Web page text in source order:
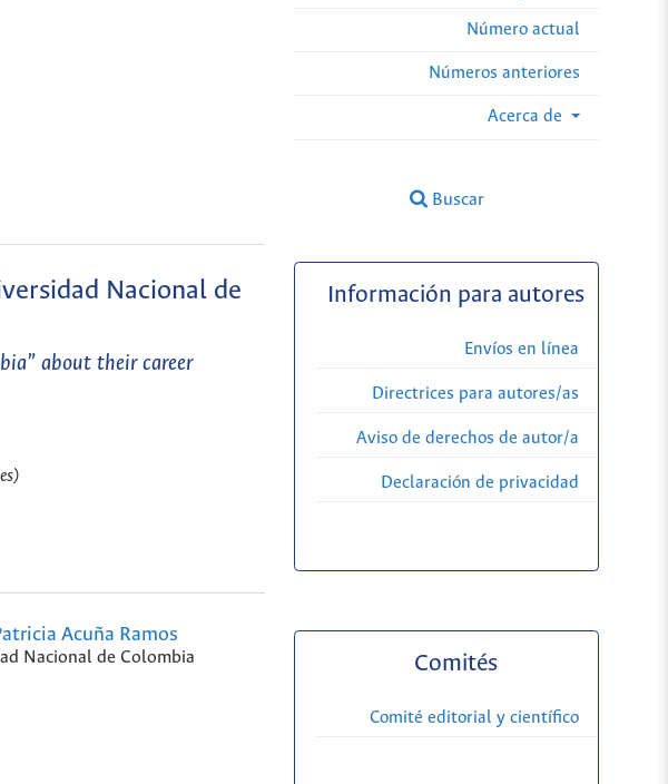
Número actual
Números anteriores
Acerca de
Buscar
Nacional de
about their career
Acuña Ramos
Nacional de Colombia
Información para autores
Envíos en línea
Directrices para autores/as
Aviso de derechos de autor/a
Declaración de privacidad
Comités
Comité editorial y científico